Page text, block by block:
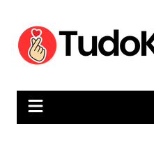
conteúdo